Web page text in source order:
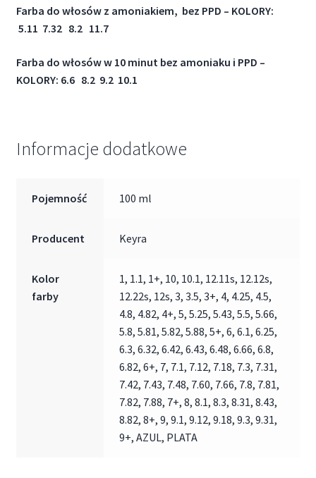
Farba do włosów z amoniakiem, bez PPD – KOLORY:
5.11 7.32 8.2 11.7
Farba do włosów w 10 minut bez amoniaku i PPD –
KOLORY: 6.6 8.2 9.2 10.1
Informacje dodatkowe
Pojemność 100 ml
Producent Keyra
Kolor
farby
1, 1.1, 1+, 10, 10.1, 12.11s, 12.12s,
12.22s, 12s, 3, 3.5, 3+, 4, 4.25, 4.5,
4.8, 4.82, 4+, 5, 5.25, 5.43, 5.5, 5.66,
5.8, 5.81, 5.82, 5.88, 5+, 6, 6.1, 6.25,
6.3, 6.32, 6.42, 6.43, 6.48, 6.66, 6.8,
6.82, 6+, 7, 7.1, 7.12, 7.18, 7.3, 7.31,
7.42, 7.43, 7.48, 7.60, 7.66, 7.8, 7.81,
7.82, 7.88, 7+, 8, 8.1, 8.3, 8.31, 8.43,
8.82, 8+, 9, 9.1, 9.12, 9.18, 9.3, 9.31,
9+, AZUL, PLATA